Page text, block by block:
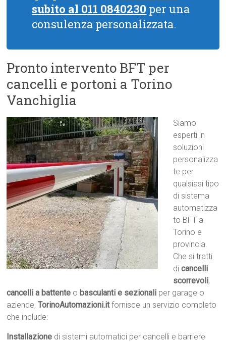
subito al 011 0840230 per una
consulenza personalizzata.
Pronto intervento BFT per
cancelli e portoni a Torino
Vanchiglia
Siamo
esperti in
soluzioni
personalizza
te per
qualsiasi tipo
di sistema
automatizza
to BFT a
Torino e
provincia.
Che si tratti
dicancelli
scorrevoli,
cancelli a battente o basculanti e sezionali per garage o
aziende,TorinoAutomazioni.itfornisce un servizio completo
che include:
Installazione di sistemi automatici per cancelli e barriere